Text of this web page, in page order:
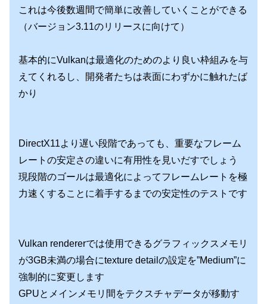
これは今後数週間で簡単に改善していくことができる
（バージョン3.11のリリースに向けて）
基本的にVulkanは最適化のためのより良い枠組みを与
えてくれるし、開発者たちは表面にわずかに触れたば
かり
DirectX11より遅い段階であっても、重要なフレーム
レートの安定さの違いに有用性を見いだすでしょう
現段階のゴールは最適化によってフレームレートを極
力速くすることに着手するまでの安定性のテストです
Vulkan rendererでは使用できるグラフィックスメモリ
が3GB未満の場合にtexture detailの設定を”Medium”に
強制的に変更します
GPUとメインメモリ間をテクスチャデータが移動す